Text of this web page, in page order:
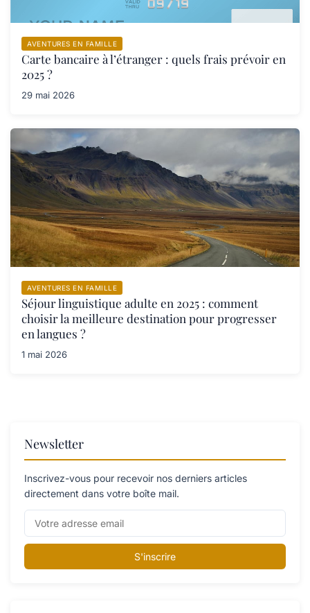
AVENTURES EN FAMILLE
Carte bancaire à l’étranger : quels frais prévoir en
2025 ?
29 mai 2026
AVENTURES EN FAMILLE
Séjour linguistique adulte en 2025 : comment
choisir la meilleure destination pour progresser
en langues ?
1 mai 2026
Newsletter
Inscrivez-vous pour recevoir nos derniers articles
directement dans votre boîte mail.
S'inscrire